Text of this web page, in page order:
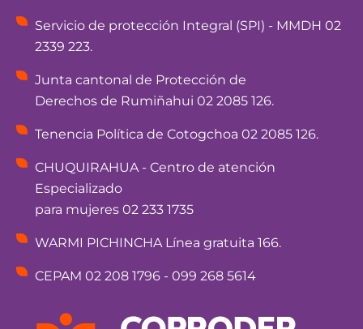
Servicio de protección Integral (SPI) - MMDH 02
2339 223.
Junta cantonal de Protección de
Derechos de Rumiñahui 02 2085 126.
Tenencia Política de Cotogchoa 02 2085 126.
CHUQUIRAHUA - Centro de atención
Especializado
para mujeres 02 233 1735
WARMI PICHINCHA Línea gratuita 166.
CEPAM 02 208 1796 - 099 268 5614